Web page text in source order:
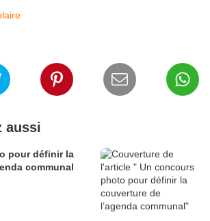
aussi
pour définir la
communal